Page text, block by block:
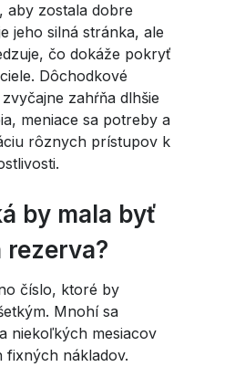
aby zostala dobre
jeho silná stránka, ale
čo dokáže pokryť
Dôchodkové
zahŕňa dlhšie
meniace sa potreby a
rôznych prístupov k
by mala byť
číslo, ktoré by
Mnohí sa
niekoľkých mesiacov
fixných nákladov.